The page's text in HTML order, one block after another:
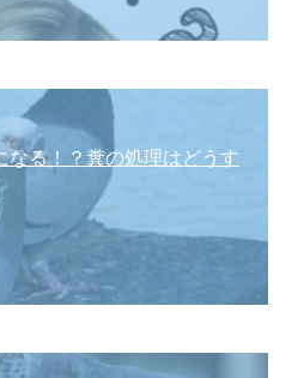
なる！？糞の処理はどうす